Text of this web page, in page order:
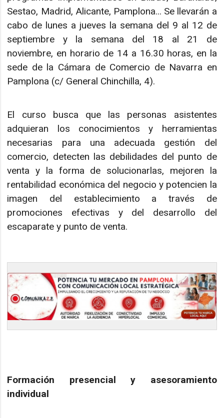
Sestao, Madrid, Alicante, Pamplona... Se llevarán a
cabo de lunes a jueves la semana del 9 al 12 de
septiembre y la semana del 18 al 21 de
noviembre, en horario de 14 a 16.30 horas, en la
sede de la Cámara de Comercio de Navarra en
Pamplona (c/ General Chinchilla, 4).
El curso busca que las personas asistentes
adquieran los conocimientos y herramientas
necesarias para una adecuada gestión del
comercio, detecten las debilidades del punto de
venta y la forma de solucionarlas, mejoren la
rentabilidad económica del negocio y potencien la
imagen del establecimiento a través de
promociones efectivas y del desarrollo del
escaparate y punto de venta.
Formación presencial y asesoramiento
individual